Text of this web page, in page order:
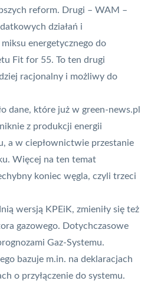
reform. Drugi – WAM –
działań i
energetycznego do
Fit for 55. To ten drugi
racjonalny i możliwy do
dane, które już w green-news.pl
z produkcji energii
a w ciepłownictwie przestanie
Więcej na ten temat
koniec węgla, czyli trzeci
wersją KPEiK, zmieniły się też
gazowego. Dotychczasowe
Gaz-Systemu.
bazuje m.in. na deklaracjach
o przyłączenie do systemu.